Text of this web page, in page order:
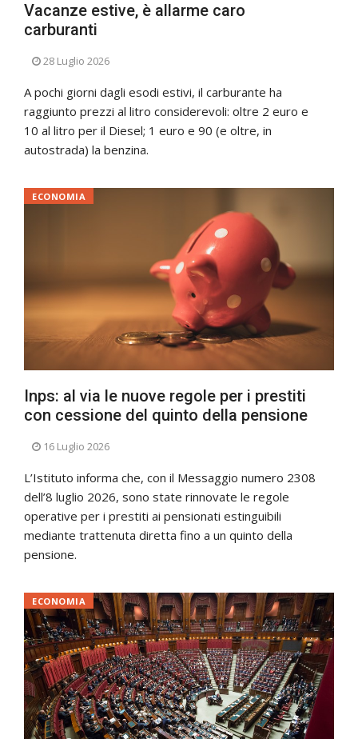
Vacanze estive, è allarme caro
carburanti
28 Luglio 2026
A pochi giorni dagli esodi estivi, il carburante ha
raggiunto prezzi al litro considerevoli: oltre 2 euro e
10 al litro per il Diesel; 1 euro e 90 (e oltre, in
autostrada) la benzina.
Inps: al via le nuove regole per i prestiti
con cessione del quinto della pensione
ECONOMIA
16 Luglio 2026
L’Istituto informa che, con il Messaggio numero 2308
dell’8 luglio 2026, sono state rinnovate le regole
operative per i prestiti ai pensionati estinguibili
mediante trattenuta diretta fino a un quinto della
pensione.
ECONOMIA